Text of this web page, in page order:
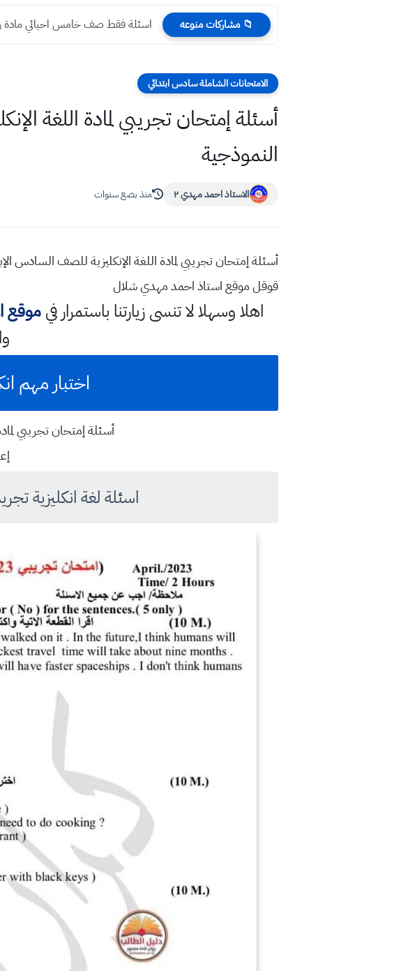
📁 مشاركات منوعه اسئلة فقط صف خامس احيائي مادة
الامتحانات الشاملة سادس ابتدائي
النموذجية
الاستاذ احمد مهدي ٢ منذ بضع سنوات
قوقل موقع استاذ احمد مهدي شلال
اهلا وسهلالا تنسى زيارتنا باستمرار فيموقع
اختبار مهم
أسئلة إمتحان تجريبي
اسئلة لغة انكليزية